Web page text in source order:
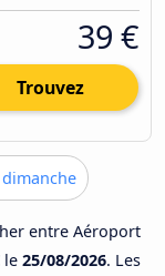
39 €
Trouvez
entre Aéroport
le 25/08/2026. Les